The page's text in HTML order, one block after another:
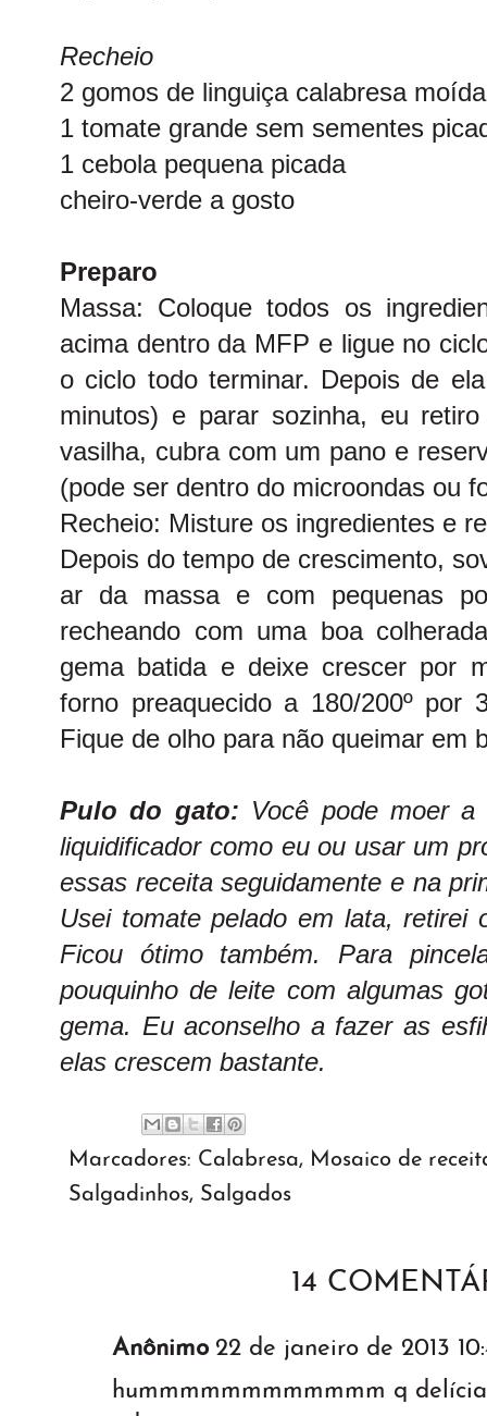
Recheio
2 gomos de linguiça calabresa moída
1 tomate grande sem sementes
1 cebola pequena picada
cheiro-verde a gosto
Preparo
Massa: Coloque todos os
acima dentro da MFP e ligue no
o ciclo todo terminar. Depois de
minutos) e parar sozinha, eu
vasilha, cubra com um pano e
(pode ser dentro do microondas ou
Recheio: Misture os ingredientes e
Depois do tempo de crescimento,
ar da massa e com pequenas
recheando com uma boa
gema batida e deixe crescer por
forno preaquecido a 180/200º
Fique de olho para não queimar em
Pulo do gato: Você pode moer
liquidificador como eu ou usar um
essas receita seguidamente e na
Usei tomate pelado em lata, retirei
Ficou ótimo também. Para
pouquinho de leite com algumas
gema. Eu aconselho a fazer as
elas crescem bastante.
Marcadores: Calabresa, Mosaico de
Salgadinhos, Salgados
14
Anônimo 22 de janeiro de 2013
hummmmmmmmmmmm q